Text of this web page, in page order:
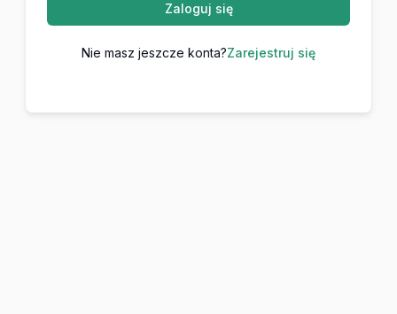
Zaloguj się
Nie masz jeszcze konta?Zarejestruj się